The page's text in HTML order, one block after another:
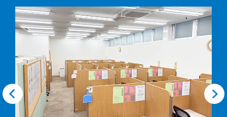
毎日の実行項目の例
長期スケジュール計画を細分化した毎日
の実行項目を提示します。